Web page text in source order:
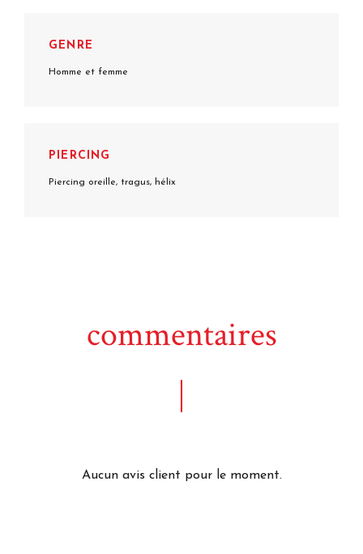
GENRE
Homme et femme
PIERCING
Piercing oreille, tragus, hélix
commentaires
Aucun avis client pour le moment.